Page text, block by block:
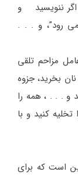
اگر ننویسید و
رود”، و . . .
مزاحم تلقی
بخرید، جزوه
و . . . ، همه را
کنید و با
است که برای